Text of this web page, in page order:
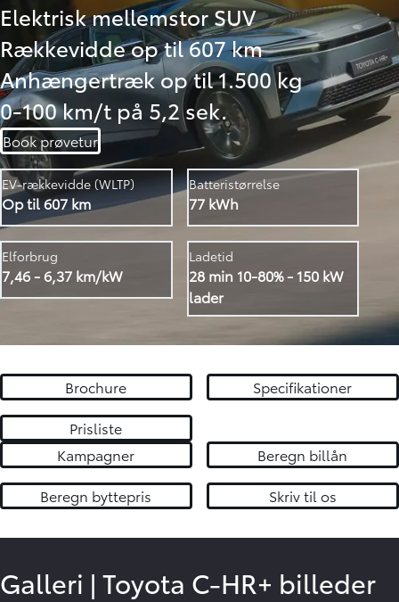
Elektrisk mellemstor SUV
Rækkevidde op til 607 km
Anhængertræk op til 1.500 kg
0-100 km/t på 5,2 sek.
Book prøvetur
EV-rækkevidde (WLTP)
Op til 607 km
Batteristørrelse
77 kWh
Elforbrug
7,46 - 6,37 km/kW
Ladetid
28 min 10-80% - 150 kW
lader
Brochure
Specifikationer
Prisliste
Kampagner
Beregn billån
Beregn byttepris
Skriv til os
Galleri | Toyota C-HR+ billeder